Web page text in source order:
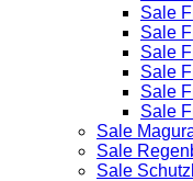
Sale
Sale
Sale
Sale
Sale
Sale
Sale
Sale
Sale